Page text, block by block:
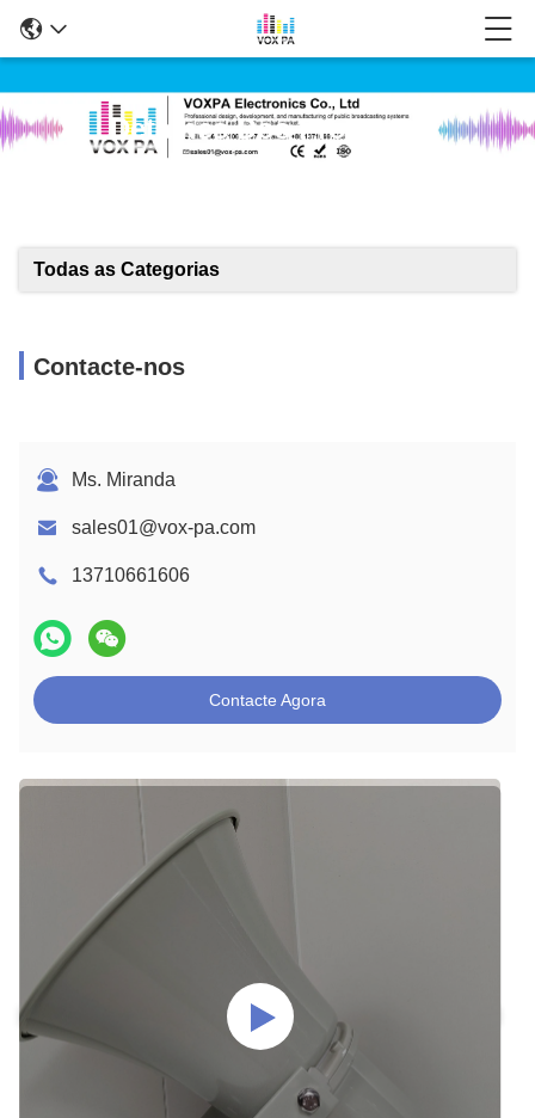
Detalhes Dos Produtos
Todas as Categorias
Contacte-nos
Ms. Miranda
sales01@vox-pa.com
13710661606
Contacte Agora